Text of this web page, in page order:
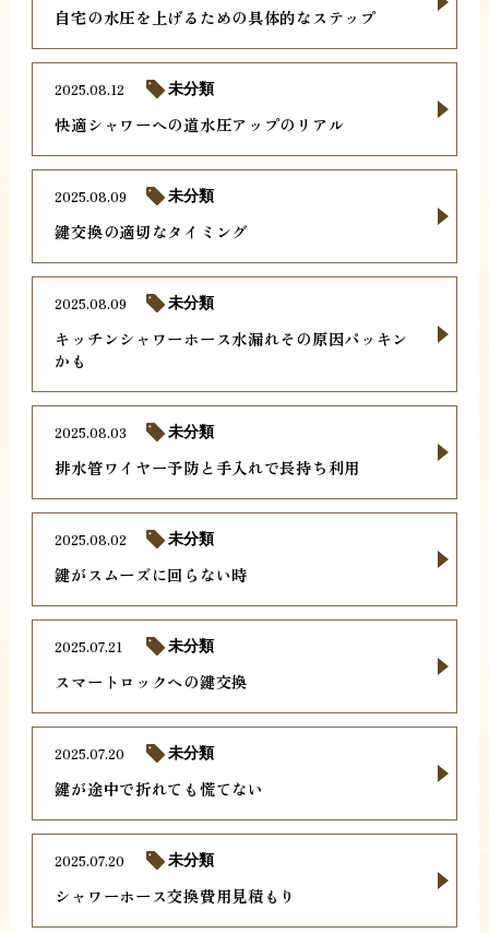
自宅の水圧を上げるための具体的なステップ
快適シャワーへの道水圧アップのリアル
2025.08.12 未分類
鍵交換の適切なタイミング
2025.08.09 未分類
キッチンシャワーホース水漏れその原因パッキン
かも
2025.08.09 未分類
排水管ワイヤー予防と手入れで長持ち利用
2025.08.03 未分類
鍵がスムーズに回らない時
2025.08.02 未分類
スマートロックへの鍵交換
2025.07.21 未分類
鍵が途中で折れても慌てない
2025.07.20 未分類
シャワーホース交換費用見積もり
2025.07.20 未分類